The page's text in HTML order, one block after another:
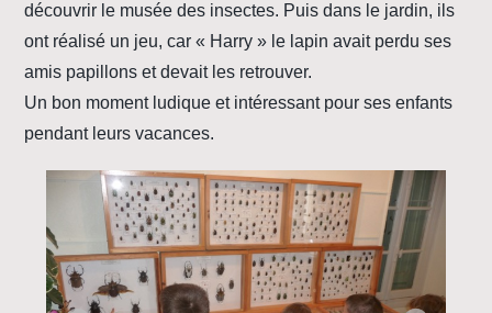
découvrir le musée des insectes. Puis dans le jardin, ils
ont réalisé un jeu, car « Harry » le lapin avait perdu ses
amis papillons et devait les retrouver.
Un bon moment ludique et intéressant pour ses enfants
pendant leurs vacances.